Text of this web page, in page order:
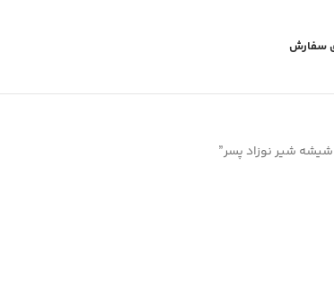
سفارش
شیر نوزاد پسر”